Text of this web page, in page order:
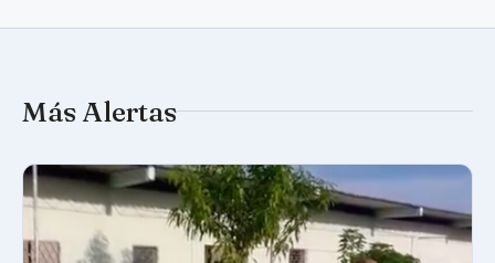
Más Alertas